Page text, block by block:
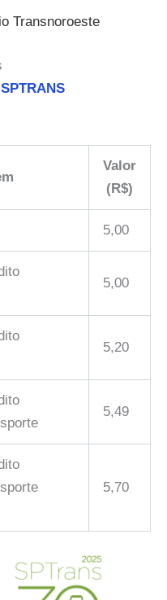
Transnoroeste
Valor
(R$)
5,00
5,00
5,20
5,49
5,70